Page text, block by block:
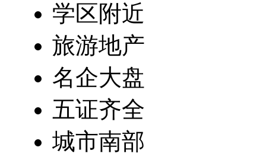
学区附近
旅游地产
名企大盘
五证齐全
城市南部